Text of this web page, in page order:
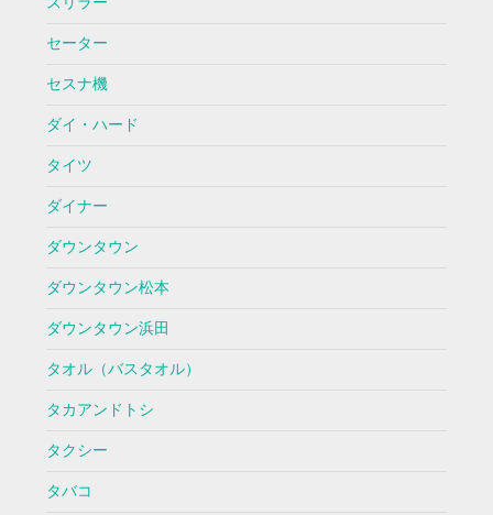
セーター
セスナ機
ダイ・ハード
タイツ
ダイナー
ダウンタウン
ダウンタウン松本
ダウンタウン浜田
タオル（バスタオル）
タカアンドトシ
タクシー
タバコ